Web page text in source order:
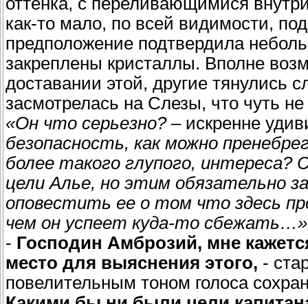
как-то мало, по всей видимости,
предположение подтвердила
закреплены кристаллы. Вполне
доставании этой, другие тянулись
засмотрелась на Слезы, что чуть
«Он что серьезно?– искренне
безопасность, как можно
более такого глупого,
цели Алье, но этим обязательно
оповестить ее о том что здесь
чем он успеет куда-то сбежать…»
- Господин Амброзий, мне
место для выяснения этого, -
повелительным тоном голоса